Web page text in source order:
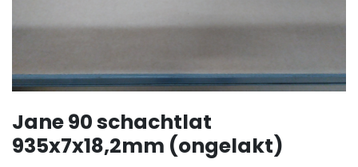
Jane 90 schachtlat
935x7x18,2mm (ongelakt)